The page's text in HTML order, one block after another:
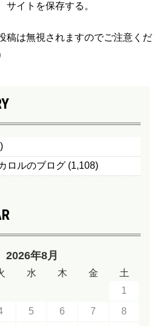
サイトを保存する。
稿は無視されますのでご注意くだ
ロルのブログ (1,108)
2026年8月
水 木 金
土
1
5 6 7
8